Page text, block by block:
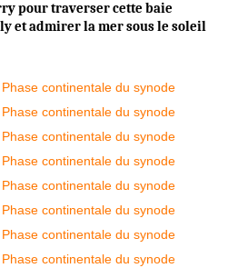
pour traverser cette baie
et admirer la mer sous le soleil